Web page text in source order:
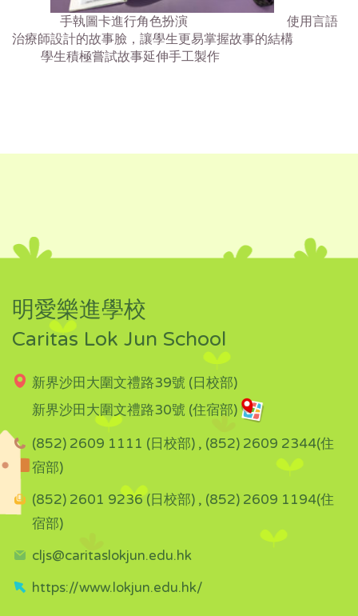
手執圖卡進行角色扮演 使用言語
治療師設計的故事臉，讓學生更易掌握故事的結構
學生積極嘗試故事延伸手工製作
明愛樂進學校
Caritas Lok Jun School
新界沙田大圍文禮路39號 (日校部)
新界沙田大圍文禮路30號 (住宿部)
(852) 2609 1111 (日校部) , (852) 2609 2344(住
宿部)
(852) 2601 9236 (日校部) , (852) 2609 1194(住
宿部)
cljs@caritaslokjun.edu.hk
https://www.lokjun.edu.hk/